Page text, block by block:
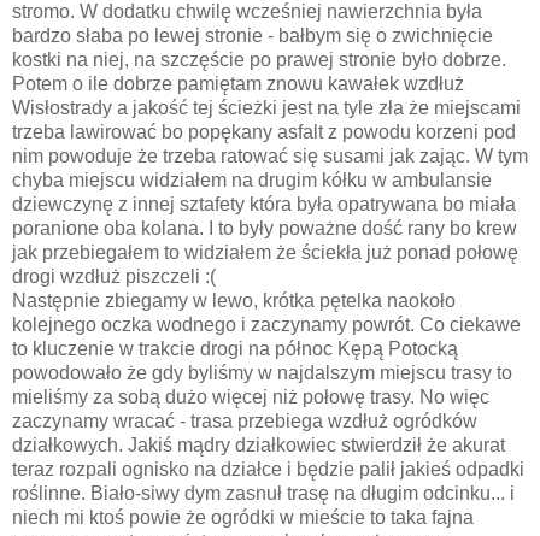
stromo. W dodatku chwilę wcześniej nawierzchnia była
bardzo słaba po lewej stronie - bałbym się o zwichnięcie
kostki na niej, na szczęście po prawej stronie było dobrze.
Potem o ile dobrze pamiętam znowu kawałek wzdłuż
Wisłostrady a jakość tej ścieżki jest na tyle zła że miejscami
trzeba lawirować bo popękany asfalt z powodu korzeni pod
nim powoduje że trzeba ratować się susami jak zając. W tym
chyba miejscu widziałem na drugim kółku w ambulansie
dziewczynę z innej sztafety która była opatrywana bo miała
poranione oba kolana. I to były poważne dość rany bo krew
jak przebiegałem to widziałem że ściekła już ponad połowę
drogi wzdłuż piszczeli :(
Następnie zbiegamy w lewo, krótka pętelka naokoło
kolejnego oczka wodnego i zaczynamy powrót. Co ciekawe
to kluczenie w trakcie drogi na północ Kępą Potocką
powodowało że gdy byliśmy w najdalszym miejscu trasy to
mieliśmy za sobą dużo więcej niż połowę trasy. No więc
zaczynamy wracać - trasa przebiega wzdłuż ogródków
działkowych. Jakiś mądry działkowiec stwierdził że akurat
teraz rozpali ognisko na działce i będzie palił jakieś odpadki
roślinne. Biało-siwy dym zasnuł trasę na długim odcinku... i
niech mi ktoś powie że ogródki w mieście to taka fajna